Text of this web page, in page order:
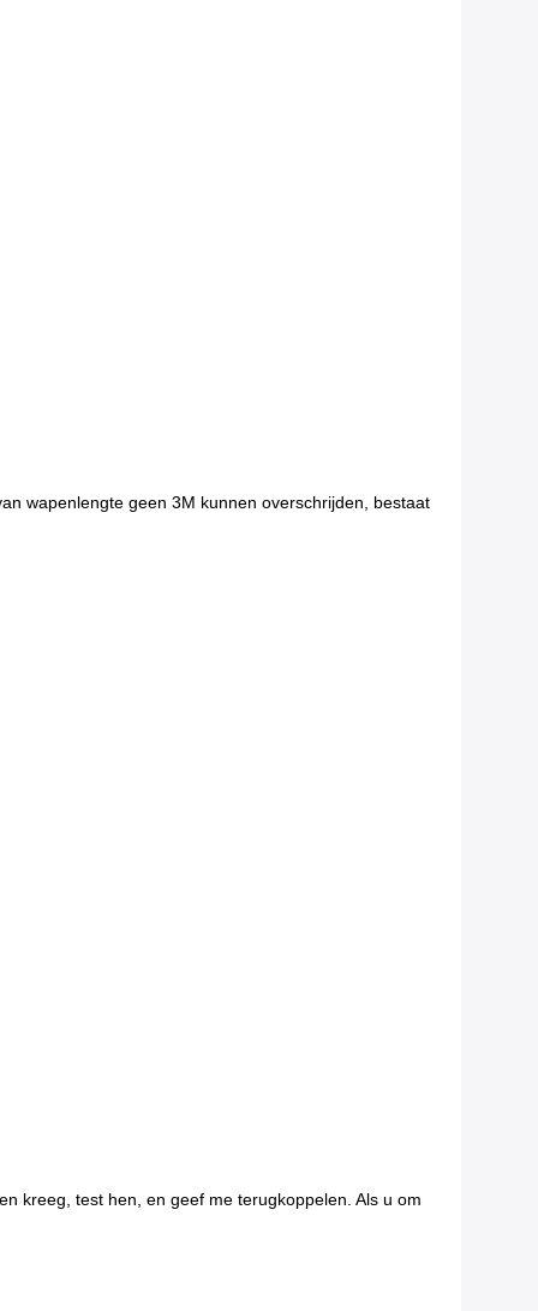
wapenlengte geen 3M kunnen overschrijden, bestaat
kreeg, test hen, en geef me terugkoppelen. Als u om